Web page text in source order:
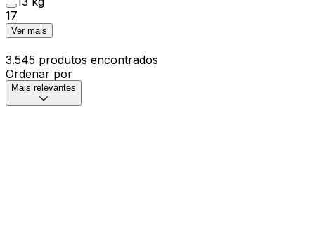
17
Ver mais
3.545 produtos encontrados
Ordenar por
Mais relevantes